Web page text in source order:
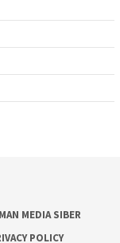
MEDIA SIBER
POLICY